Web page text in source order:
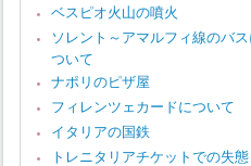
ベスピオ火山の噴火
ソレント～アマルフィ線のバス
ついて
ナポリのピザ屋
フィレンツェカードについて
イタリアの国鉄
トレニタリアチケットでの失